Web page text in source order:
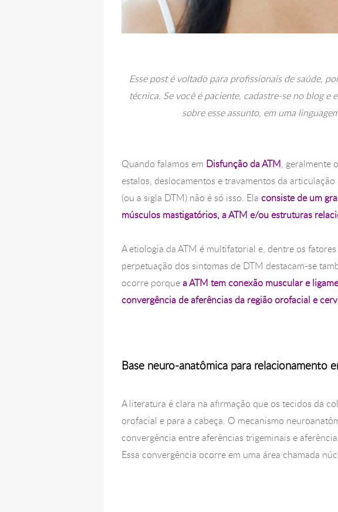
Esse post é voltado para profissionais de saúde,
técnica. Se você é paciente, cadastre-se no blog
sobre esse assunto, em uma
Quando falamos em Disfunção da ATM, geralmente
estalos, deslocamentos e travamentos da
(ou a sigla DTM) não é só isso. Ela consiste de um
músculos mastigatórios, a ATM e/ou estruturas
A etiologia da ATM é multifatorial e, dentre os
perpetuação dos sintomas de DTM destacam-se
ocorre porquea ATM tem conexão muscular e
convergência de aferências da região orofacial e
Base neuro-anatômica para relacionamento
A literatura é clara na afirmação que os tecidos da
orofacial e para a cabeça. O mecanismo
convergência entre aferências trigeminais e
Essa convergência ocorre em uma área chamada